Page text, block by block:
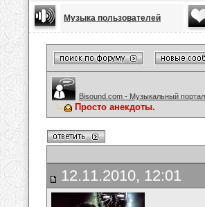
Музыка пользователей
Bisound.com - Музыкальный портал
Просто анекдоты.
12.11.2010, 12:01